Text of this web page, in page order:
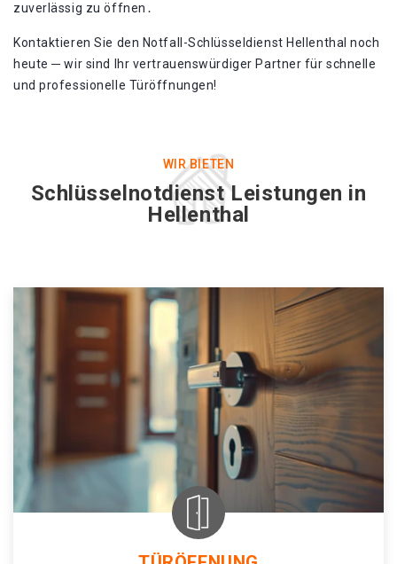
zuverlässig zu öffnen․
Kontaktieren Sie den Notfall-Schlüsseldienst Hellenthal noch
heute ─ wir sind Ihr vertrauenswürdiger Partner für schnelle
und professionelle Türöffnungen!​
WIR BIETEN
Schlüsselnotdienst Leistungen in
Hellenthal